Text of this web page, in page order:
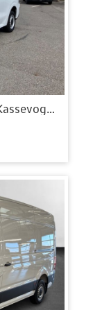
VW e-Transporter 64 Comfort Kassevogn LWB